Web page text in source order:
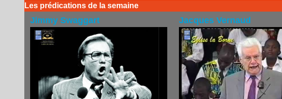
Les prédications de la semaine
Jimmy Swaggart Jacques Vernaud